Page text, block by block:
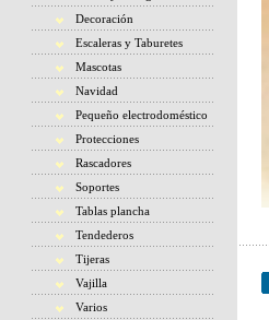
Decoración
Escaleras y Taburetes
Mascotas
Navidad
Pequeño electrodoméstico
Protecciones
Rascadores
Soportes
Tablas plancha
Tendederos
Tijeras
Vajilla
Varios